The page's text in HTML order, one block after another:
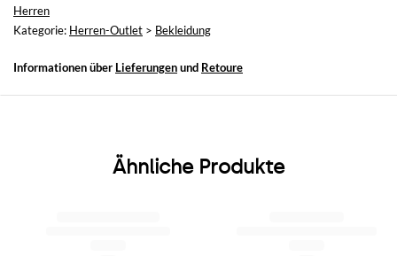
Herren
Kategorie: Herren-Outlet > Bekleidung
Informationen über Lieferungenund Retoure
Ähnliche Produkte